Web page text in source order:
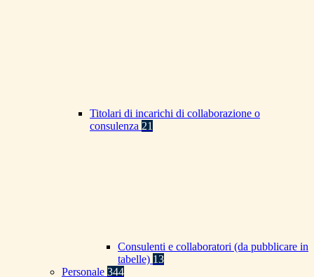
Titolari di incarichi di collaborazione o
consulenza 21
Consulenti e collaboratori (da pubblicare in
tabelle) 13
Personale 344